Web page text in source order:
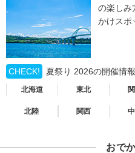
の楽しみ
かけスポ
CHECK! 夏祭り 2026の開催情
北海道 東北
北陸 関西
おで